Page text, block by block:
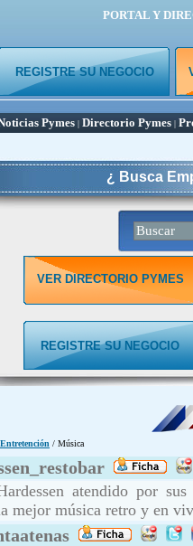
PORTAL Y
REGISTRE SU NEGOCIO
Pymes | Directorio Pymes |
¿ Busca
VER DIRECTORIO PYMES
REGISTRE SU NEGOCIO
Entretención / Música
atendido por
mejor música retro y en